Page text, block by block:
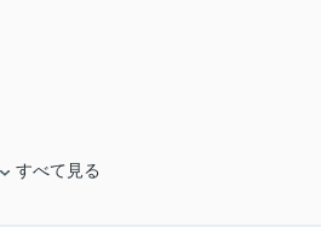
すべて見る